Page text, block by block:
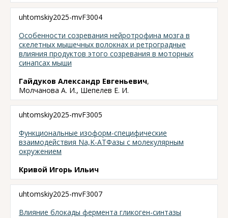
uhtomskiy2025-mvF3004
Особенности созревания нейротрофина мозга в
скелетных мышечных волокнах и ретроградные
влияния продуктов этого созревания в моторных
синапсах мыши
Гайдуков Александр Евгеньевич,
Молчанова А. И., Шепелев Е. И.
uhtomskiy2025-mvF3005
Функциональные изоформ-специфические
взаимодействия Na,K-АТФазы с молекулярным
окружением
Кривой Игорь Ильич
uhtomskiy2025-mvF3007
Влияние блокады фермента гликоген-синтазы